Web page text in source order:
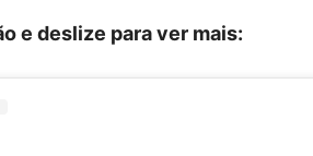
e deslize para ver mais: